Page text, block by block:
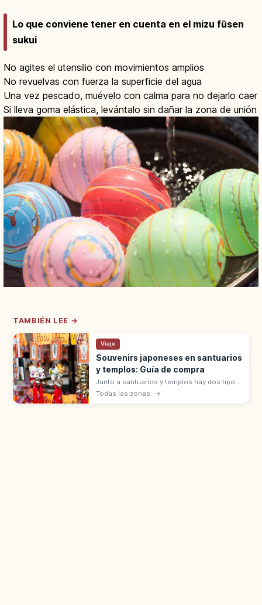
Lo que conviene tener en cuenta en el mizu fūsen
sukui
No agites el utensilio con movimientos amplios
No revuelvas con fuerza la superficie del agua
Una vez pescado, muévelo con calma para no dejarlo caer
Si lleva goma elástica, levántalo sin dañar la zona de unión
TAMBIÉN LEE →
Viaje
Souvenirs japoneses en santuarios
y templos: Guía de compra
Junto a santuarios y templos hay dos tipos
de souvenirs: objetos sagrados (omamori,
Todas las zonas →